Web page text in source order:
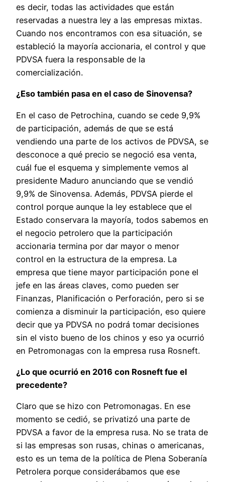
es decir, todas las actividades que están
reservadas a nuestra ley a las empresas mixtas.
Cuando nos encontramos con esa situación, se
estableció la mayoría accionaria, el control y que
PDVSA fuera la responsable de la
comercialización.
¿Eso también pasa en el caso de Sinovensa?
En el caso de Petrochina, cuando se cede 9,9%
de participación, además de que se está
vendiendo una parte de los activos de PDVSA, se
desconoce a qué precio se negoció esa venta,
cuál fue el esquema y simplemente vemos al
presidente Maduro anunciando que se vendió
9,9% de Sinovensa. Además, PDVSA pierde el
control porque aunque la ley establece que el
Estado conservara la mayoría, todos sabemos en
el negocio petrolero que la participación
accionaria termina por dar mayor o menor
control en la estructura de la empresa. La
empresa que tiene mayor participación pone el
jefe en las áreas claves, como pueden ser
Finanzas, Planificación o Perforación, pero si se
comienza a disminuir la participación, eso quiere
decir que ya PDVSA no podrá tomar decisiones
sin el visto bueno de los chinos y eso ya ocurrió
en Petromonagas con la empresa rusa Rosneft.
¿Lo que ocurrió en 2016 con Rosneft fue el
precedente?
Claro que se hizo con Petromonagas. En ese
momento se cedió, se privatizó una parte de
PDVSA a favor de la empresa rusa. No se trata de
si las empresas son rusas, chinas o americanas,
esto es un tema de la política de Plena Soberanía
Petrolera porque considerábamos que ese